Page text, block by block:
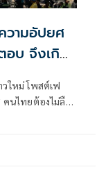
ามอัปยศ
อบ จึงเกิด
ใหม่ โพสต์เฟ
นไทยต้องไม่ลืม"